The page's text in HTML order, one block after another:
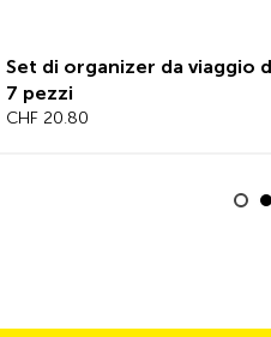
Set di organizer da viaggio da
7 pezzi
CHF 20.80